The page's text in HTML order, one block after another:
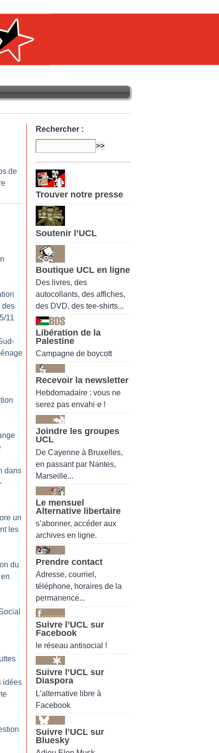
de
des
11
dans
un
les
du
idées
Rechercher :
Trouver notre presse
Soutenir l’UCL
Boutique UCL en ligne
Des livres, des
autocollants, des affiches,
des DVD, des tee-shirts...
Libération de la
Palestine
Campagne de boycott
Recevoir la newsletter
Hebdomadaire : vous ne
serez pas envahi·e !
Joindre les groupes
UCL
De Cayenne à Bruxelles,
en passant par Nantes,
Marseille...
Le mensuel
Alternative libertaire
s’abonner, accéder aux
archives en ligne.
Prendre contact
Adresse, courriel,
téléphone, horaires de la
permanence...
Suivre l’UCL sur
Facebook
le réseau antisocial !
Suivre l’UCL sur
Diaspora
L’alternative libre à
Facebook
Suivre l’UCL sur
Bluesky